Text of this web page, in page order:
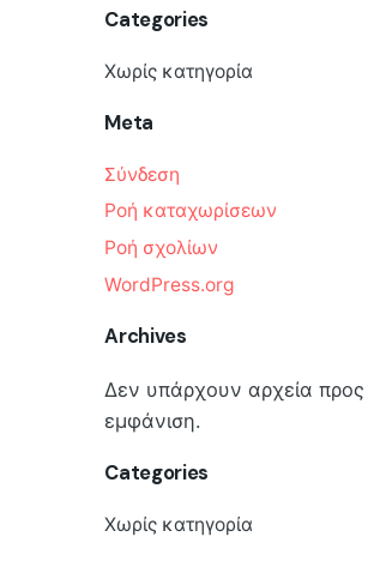
Categories
Χωρίς κατηγορία
Meta
Σύνδεση
Ροή καταχωρίσεων
Ροή σχολίων
WordPress.org
Archives
Δεν υπάρχουν αρχεία προς
εμφάνιση.
Categories
Χωρίς κατηγορία